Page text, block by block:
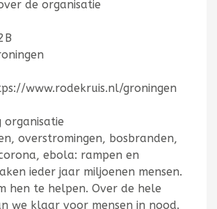
de organisatie
www.rodekruis.nl/groningen
organisatie
overstromingen, bosbranden,
ebola: rampen en
ieder jaar miljoenen mensen.
hen te helpen. Over de hele
we klaar voor mensen in nood.